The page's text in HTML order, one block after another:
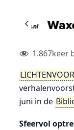
1.867keer
juni in de
Sfeervol